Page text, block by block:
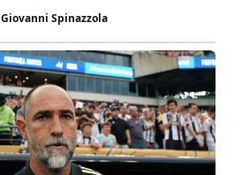
Giovanni Spinazzola